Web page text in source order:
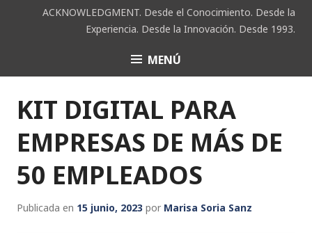
ACKNOWLEDGMENT. Desde el Conocimiento. Desde la
Experiencia. Desde la Innovación. Desde 1993.
ACK MENÚ
KIT DIGITAL PARA
EMPRESAS DE MÁS DE
50 EMPLEADOS
Publicada en 15 junio, 2023 por Marisa Soria Sanz